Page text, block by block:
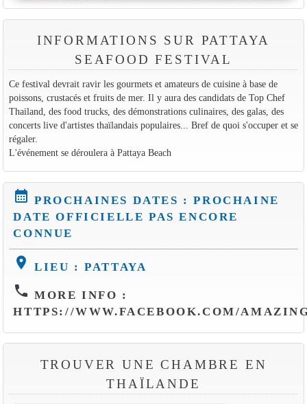
INFORMATIONS SUR PATTAYA
SEAFOOD FESTIVAL
Ce festival devrait ravir les gourmets et amateurs de cuisine à base de
poissons, crustacés et fruits de mer. Il y aura des candidats de Top Chef
Thailand, des food trucks, des démonstrations culinaires, des galas, des
concerts live d'artistes thaïlandais populaires... Bref de quoi s'occuper et se
régaler.
L'événement se déroulera à Pattaya Beach
calendar_month PROCHAINES DATES : PROCHAINE
DATE OFFICIELLE PAS ENCORE
CONNUE
location_on LIEU : PATTAYA
phone MORE INFO :
HTTPS://WWW.FACEBOOK.COM/
TROUVER UNE CHAMBRE EN
THAÏLANDE